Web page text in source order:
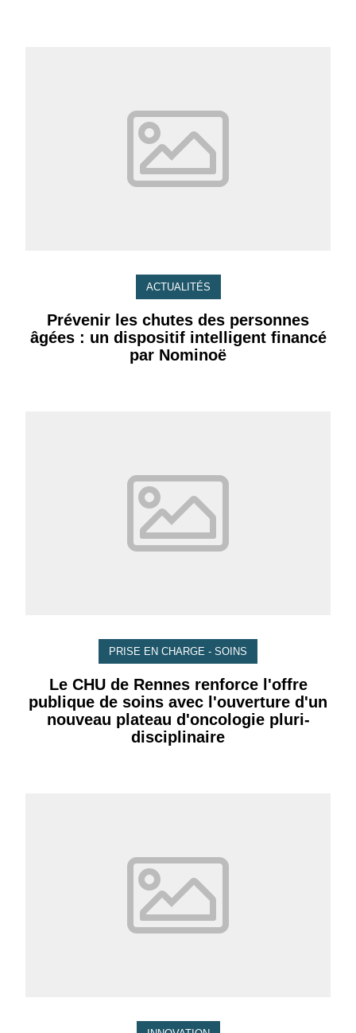
ACTUALITÉS
Prévenir les chutes des personnes
âgées : un dispositif intelligent financé
par Nominoë
PRISE EN CHARGE - SOINS
Le CHU de Rennes renforce l'offre
publique de soins avec l'ouverture d'un
nouveau plateau d'oncologie pluri-
disciplinaire